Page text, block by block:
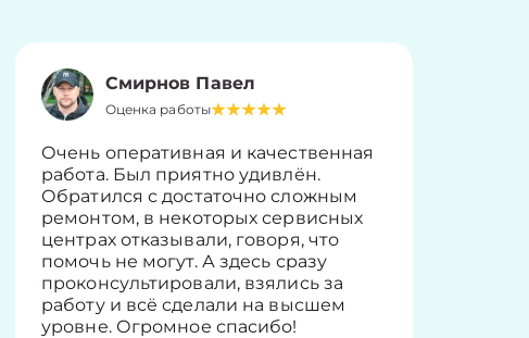
Смирнов Павел
Оценка работы
Очень оперативная и качественная
работа. Был приятно удивлён.
Обратился с достаточно сложным
ремонтом, в некоторых сервисных
центрах отказывали, говоря, что
помочь не могут. А здесь сразу
проконсультировали, взялись за
работу и всё сделали на высшем
уровне. Огромное спасибо!